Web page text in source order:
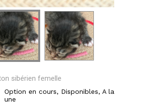
sibérien femelle
Option en cours, Disponibles, A la
une